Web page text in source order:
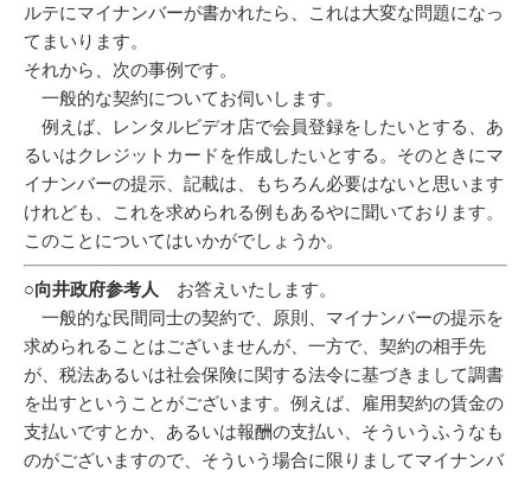
ルテにマイナンバーが書かれたら、これは大変な問題になっ
てまいります。
それから、次の事例です。
一般的な契約についてお伺いします。
例えば、レンタルビデオ店で会員登録をしたいとする、あ
るいはクレジットカードを作成したいとする。そのときにマ
イナンバーの提示、記載は、もちろん必要はないと思います
けれども、これを求められる例もあるやに聞いております。
このことについてはいかがでしょうか。
○向井政府参考人
お答えいたします。
一般的な民間同士の契約で、原則、マイナンバーの提示を
求められることはございませんが、一方で、契約の相手先
が、税法あるいは社会保険に関する法令に基づきまして調書
を出すということがございます。例えば、雇用契約の賃金の
支払いですとか、あるいは報酬の支払い、そういうふうなも
のがございますので、そういう場合に限りましてマイナンバ